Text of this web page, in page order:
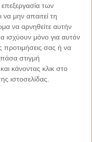
των
μην απαιτεί τη
να αρνηθείτε αυτήν
ισχύουν μόνο για αυτόν
προτιμήσεις σας ή να
στιγμή
κάνοντας κλικ στο
ιστοσελίδας.